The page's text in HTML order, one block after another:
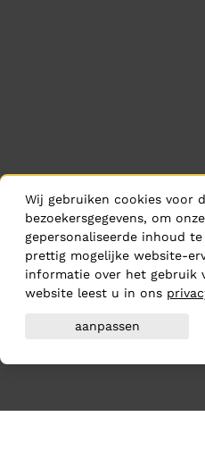
Wij gebruiken cookies voor
bezoekersgegevens, om
gepersonaliseerde inhoud
prettig mogelijke website-
informatie over het gebruik
website leest u in ons
aanpassen